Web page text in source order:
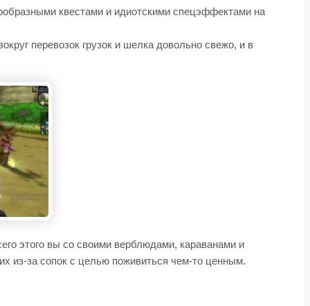
квестами и идиотскими спецэффектами на
перевозок грузок и шелка довольно свежо, и в
этого вы со своими верблюдами, караванами и
из-за сопок с целью поживиться чем-то ценным.